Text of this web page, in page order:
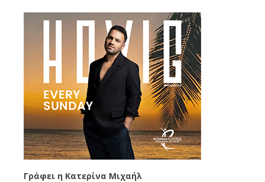
Γράφει η Κατερίνα Μιχαήλ